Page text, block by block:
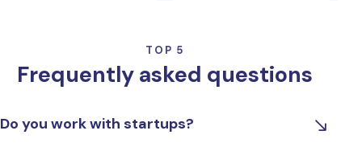
TOP 5
Frequently asked questions
Do you work with startups?